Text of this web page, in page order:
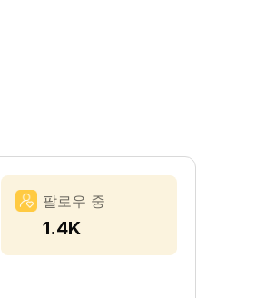
팔로우 중
1.4K